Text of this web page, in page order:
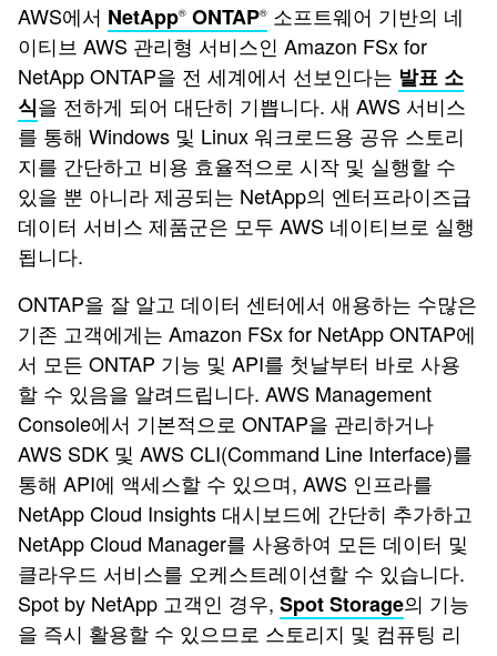
AWS에서 NetApp® ONTAP® 소프트웨어 기반의 네
이티브 AWS 관리형 서비스인 Amazon FSx for
NetApp ONTAP을 전 세계에서 선보인다는 발표 소
식을 전하게 되어 대단히 기쁩니다. 새 AWS 서비스
를 통해 Windows 및 Linux 워크로드용 공유 스토리
지를 간단하고 비용 효율적으로 시작 및 실행할 수
있을 뿐 아니라 제공되는 NetApp의 엔터프라이즈급
데이터 서비스 제품군은 모두 AWS 네이티브로 실행
됩니다.
ONTAP을 잘 알고 데이터 센터에서 애용하는 수많은
기존 고객에게는 Amazon FSx for NetApp ONTAP에
서 모든 ONTAP 기능 및 API를 첫날부터 바로 사용
할 수 있음을 알려드립니다. AWS Management
Console에서 기본적으로 ONTAP을 관리하거나
AWS SDK 및 AWS CLI(Command Line Interface)를
통해 API에 액세스할 수 있으며, AWS 인프라를
NetApp Cloud Insights 대시보드에 간단히 추가하고
NetApp Cloud Manager를 사용하여 모든 데이터 및
클라우드 서비스를 오케스트레이션할 수 있습니다.
Spot by NetApp 고객인 경우, Spot Storage의 기능
을 즉시 활용할 수 있으므로 스토리지 및 컴퓨팅 리